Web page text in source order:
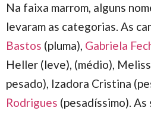
Na faixa marrom, alguns
levaram as categorias. As
Bastos (pluma), Gabriela
Heller (leve), (médio),
pesado), Izadora Cristina
Rodrigues (pesadíssimo).